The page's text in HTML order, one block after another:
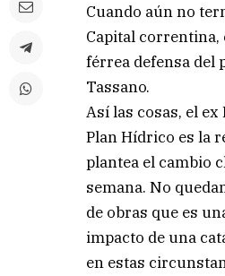
Cuando aún no
Capital
férrea defensa del
Tassano.
Así las cosas, el
Plan Hídrico es la
plantea el cambio
semana. No
de obras que es
impacto de una
en estas